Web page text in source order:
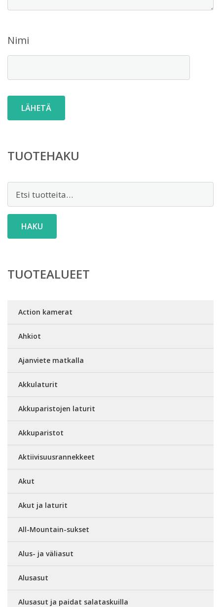
Nimi
TUOTEHAKU
HAKU
TUOTEALUEET
Action kamerat
Ahkiot
Ajanviete matkalla
Akkulaturit
Akkuparistojen laturit
Akkuparistot
Aktiivisuusrannekkeet
Akut
Akut ja laturit
All-Mountain-sukset
Alus- ja väliasut
Alusasut
Alusasut ja paidat salataskuilla